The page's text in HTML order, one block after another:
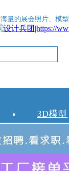
海量的展会照片、模
3D模型